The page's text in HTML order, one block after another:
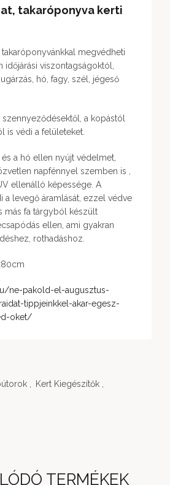
takaróponyva kerti
megvédheti
időjárási viszontagságoktól,
hó, fagy, szél, jégeső
a kopástól
is védi a felületeket.
a hó ellen nyújt védelmet,
napfénnyel szemben is ,
ellenálló képessége. A
a levegő áramlását, ezzel védve
más fa tárgyból készült
ellen, ami gyakran
rothadáshoz.
ne-pakold-el-augusztus-
tippjeinkkel-akar-egesz-
oket/
Kert Kiegészítők
TERMÉKEK